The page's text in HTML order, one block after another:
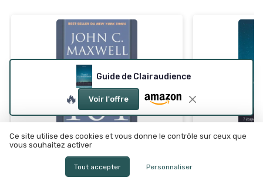
⭐ TRÈS BIEN NOTÉ 🔥 POPULAIRE
Leadership 101
Guide de Clairaudience
🔥 Voir l'offre
Ce site utilise des cookies et vous donne le contrôle sur ceux que
vous souhaitez activer
Tout accepter Personnaliser